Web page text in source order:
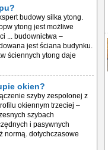
budowy silka ytong.
ytong jest możliwe
... budownictwa –
jest ściana budynku.
ściennych ytong daje
okien?
szyby zespolonej z
okiennym trzeciej –
szybach
i pasywnych
normą. dotychczasowe